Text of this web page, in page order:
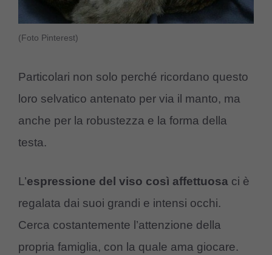
(Foto Pinterest)
Particolari non solo perché ricordano questo
loro selvatico antenato per via il manto, ma
anche per la robustezza e la forma della
testa.
L’espressione del viso così affettuosa ci è
regalata dai suoi grandi e intensi occhi.
Cerca costantemente l’attenzione della
propria famiglia, con la quale ama giocare.